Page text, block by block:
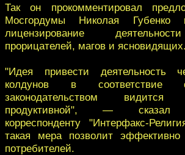
Так он прокомментировал
Мосгордумы Николая Губенко
лицензирование
прорицателей, магов и ясновидящих.
"Идея привести деятельность
колдунов в соответствие
законодательством
продуктивной", — сказал
корреспонденту "Интерфакс-
такая мера позволит
потребителей.